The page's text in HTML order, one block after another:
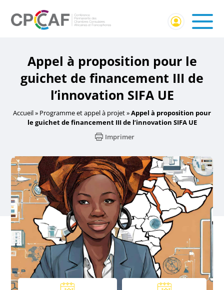
Appel à proposition pour le
guichet de financement III de
l’innovation SIFA UE
Accueil» Programme et appel à projet»Appel à proposition pour
le guichet de financement III de l’innovation SIFA UE
Imprimer